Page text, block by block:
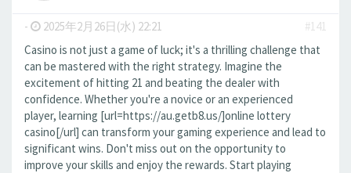
- 2025年2月26日(水) 22:21
#141
Casino is not just a game of luck; it's a thrilling challenge that
can be mastered with the right strategy. Imagine the
excitement of hitting 21 and beating the dealer with
confidence. Whether you're a novice or an experienced
player, learning [url=https://au.getb8.us/]online lottery
casino[/url] can transform your gaming experience and lead to
significant wins. Don't miss out on the opportunity to
improve your skills and enjoy the rewards. Start playing